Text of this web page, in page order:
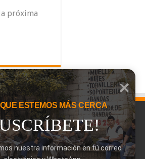
próxima
ESTEMOS MÁS CERCA
nuestra información en tú correo